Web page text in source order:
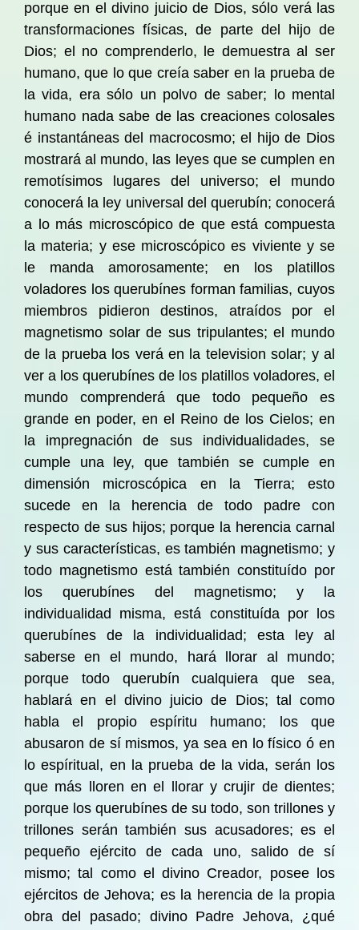
porque en el divino juicio de Dios, sólo verá las
transformaciones físicas, de parte del hijo de
Dios; el no comprenderlo, le demuestra al ser
humano, que lo que creía saber en la prueba de
la vida, era sólo un polvo de saber; lo mental
humano nada sabe de las creaciones colosales
é instantáneas del macrocosmo; el hijo de Dios
mostrará al mundo, las leyes que se cumplen en
remotísimos lugares del universo; el mundo
conocerá la ley universal del querubín; conocerá
a lo más microscópico de que está compuesta
la materia; y ese microscópico es viviente y se
le manda amorosamente; en los platillos
voladores los querubínes forman familias, cuyos
miembros pidieron destinos, atraídos por el
magnetismo solar de sus tripulantes; el mundo
de la prueba los verá en la television solar; y al
ver a los querubínes de los platillos voladores, el
mundo comprenderá que todo pequeño es
grande en poder, en el Reino de los Cielos; en
la impregnación de sus individualidades, se
cumple una ley, que también se cumple en
dimensión microscópica en la Tierra; esto
sucede en la herencia de todo padre con
respecto de sus hijos; porque la herencia carnal
y sus características, es también magnetismo; y
todo magnetismo está también constituído por
los querubínes del magnetismo; y la
individualidad misma, está constituída por los
querubínes de la individualidad; esta ley al
saberse en el mundo, hará llorar al mundo;
porque todo querubín cualquiera que sea,
hablará en el divino juicio de Dios; tal como
habla el propio espíritu humano; los que
abusaron de sí mismos, ya sea en lo físico ó en
lo espíritual, en la prueba de la vida, serán los
que más lloren en el llorar y crujir de dientes;
porque los querubínes de su todo, son trillones y
trillones serán también sus acusadores; es el
pequeño ejército de cada uno, salido de sí
mismo; tal como el divino Creador, posee los
ejércitos de Jehova; es la herencia de la propia
obra del pasado; divino Padre Jehova, ¿qué